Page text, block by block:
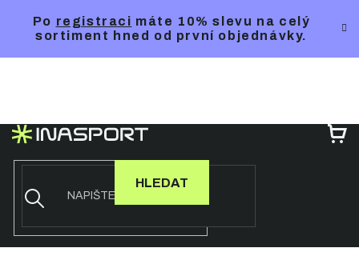
Po registraci máte 10% slevu na celý
sortiment hned od první objednávky.
HLEDAT